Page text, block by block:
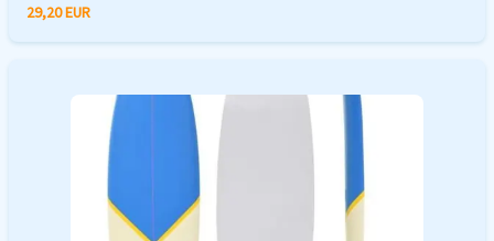
29,20 EUR